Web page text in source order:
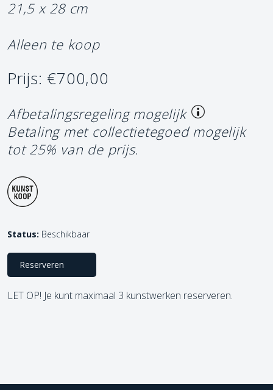
21,5 x 28 cm
Alleen te koop
Prijs: €700,00
Afbetalingsregeling mogelijk
Betaling met collectietegoed mogelijk
tot 25% van de prijs.
Status: Beschikbaar
Reserveren
LET OP! Je kunt maximaal 3 kunstwerken reserveren.